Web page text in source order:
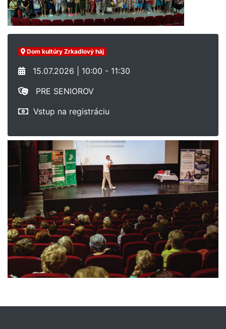
Dom kultúry Zrkadlový háj
15.07.2026 | 10:00 - 11:30
PRE SENIOROV
Vstup na registráciu